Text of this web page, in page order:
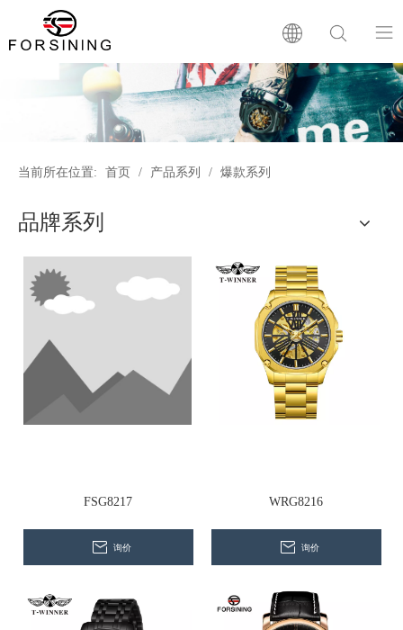
首页
品牌简介
贴心服务
常问问题
联系我们
当前所在位置: 首页 / 产品系列 / 爆款系列
品牌系列
FSG8217
询价
WRG8216
询价